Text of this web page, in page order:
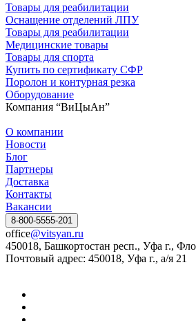
Товары для реабилитации
Оснащение отделений ЛПУ
Товары для реабилитации
Медицинские товары
Товары для спорта
Купить по сертификату СФР
Поролон и контурная резка
Оборудование
Компания “ВиЦыАн”
О компании
Новости
Блог
Партнеры
Доставка
Контакты
Вакансии
8-800-5555-201
office@vitsyan.ru
450018, Башкортостан респ., Уфа г.,
Почтовый адрес: 450018, Уфа г., а/я 21